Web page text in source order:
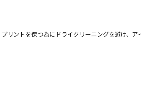
ントを保つ為にドライクリーニングを避け、ア